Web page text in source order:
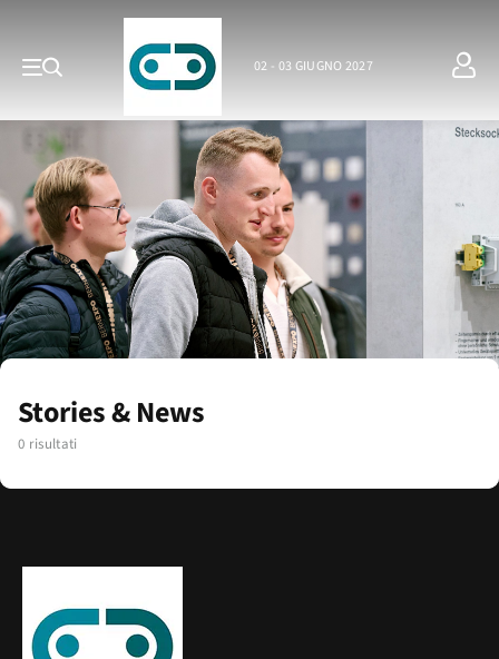
02 - 03 GIUGNO 2027
Stories & News
0 risultati